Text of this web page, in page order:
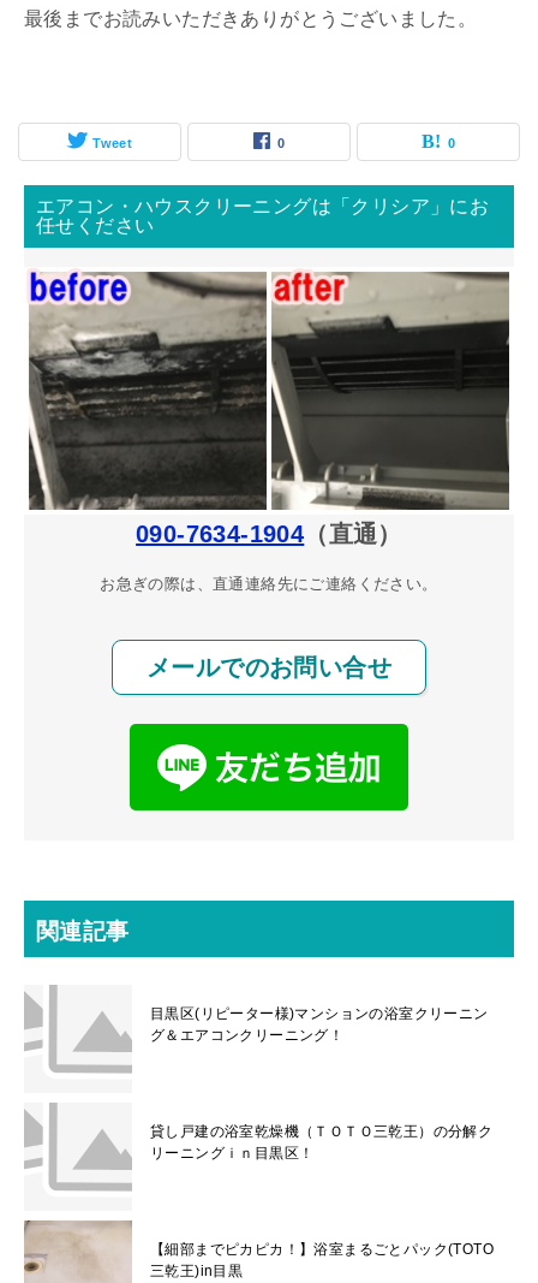
最後までお読みいただきありがとうございました。
Tweet 0 0
エアコン・ハウスクリーニングは「クリシア」にお
任せください
090-7634-1904 （直通）
お急ぎの際は、直通連絡先にご連絡ください。
メールでのお問い合せ
関連記事
目黒区(リピーター様)マンションの浴室クリーニン
グ＆エアコンクリーニング！
貸し戸建の浴室乾燥機（ＴＯＴＯ三乾王）の分解ク
リーニングｉｎ目黒区！
【細部までピカピカ！】浴室まるごとパック(TOTO
三乾王)in目黒